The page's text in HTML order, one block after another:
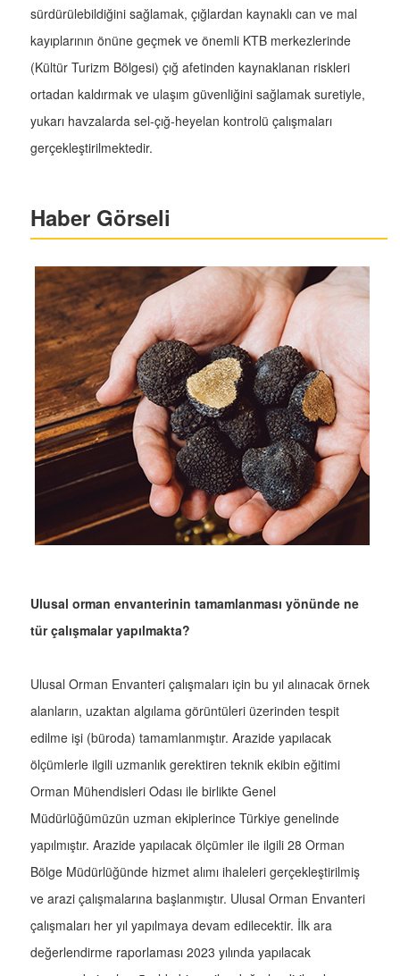
sürdürülebildiğini sağlamak, çığlardan kaynaklı can ve mal
kayıplarının önüne geçmek ve önemli KTB merkezlerinde
(Kültür Turizm Bölgesi) çığ afetinden kaynaklanan riskleri
ortadan kaldırmak ve ulaşım güvenliğini sağlamak suretiyle,
yukarı havzalarda sel-çığ-heyelan kontrolü çalışmaları
gerçekleştirilmektedir.
Haber Görseli
Ulusal orman envanterinin tamamlanması yönünde ne
tür çalışmalar yapılmakta?
Ulusal Orman Envanteri çalışmaları için bu yıl alınacak örnek
alanların, uzaktan algılama görüntüleri üzerinden tespit
edilme işi (büroda) tamamlanmıştır. Arazide yapılacak
ölçümlerle ilgili uzmanlık gerektiren teknik ekibin eğitimi
Orman Mühendisleri Odası ile birlikte Genel
Müdürlüğümüzün uzman ekiplerince Türkiye genelinde
yapılmıştır. Arazide yapılacak ölçümler ile ilgili 28 Orman
Bölge Müdürlüğünde hizmet alımı ihaleleri gerçekleştirilmiş
ve arazi çalışmalarına başlanmıştır. Ulusal Orman Envanteri
çalışmaları her yıl yapılmaya devam edilecektir. İlk ara
değerlendirme raporlaması 2023 yılında yapılacak